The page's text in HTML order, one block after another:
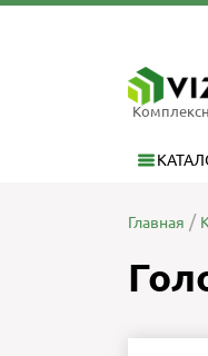
Главная